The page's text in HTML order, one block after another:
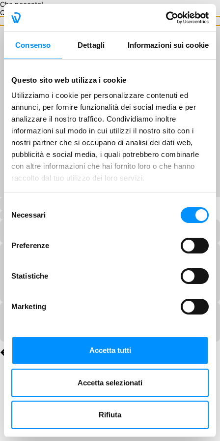
Consenso Dettagli Informazioni sui cookie
Questo sito web utilizza i cookie
Utilizziamo i cookie per personalizzare contenuti ed
annunci, per fornire funzionalità dei social media e per
analizzare il nostro traffico. Condividiamo inoltre
informazioni sul modo in cui utilizzi il nostro sito con i
nostri partner che si occupano di analisi dei dati web,
pubblicità e social media, i quali potrebbero combinarle
con altre informazioni che hai fornito loro o che hanno
raccolto dal tuo utilizzo dei loro servizi.
delNecessari
Preferenze
Statistiche
Marketing
Accetta tutti
Accetta selezionati
Rifiuta
Che peccato!
Questo GA non è disponibile.